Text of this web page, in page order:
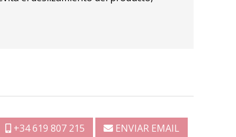
+34 619 807 215 ENVIAR EMAIL